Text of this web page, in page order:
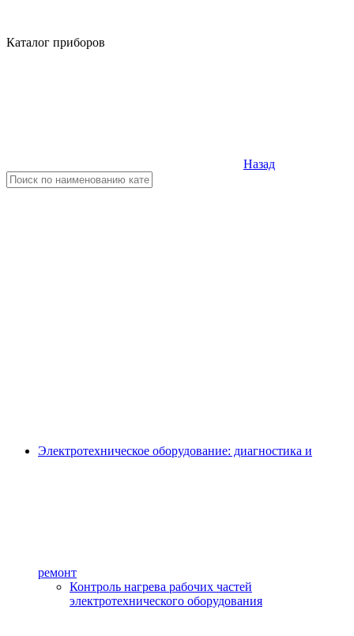
Каталог приборов
Назад
Электротехническое оборудование: диагностика и
ремонт
Контроль нагрева рабочих частей
электротехнического оборудования